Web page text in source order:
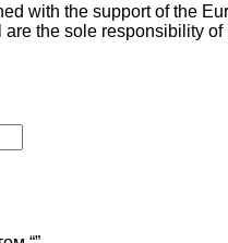
with the support of the
the sole responsibility of